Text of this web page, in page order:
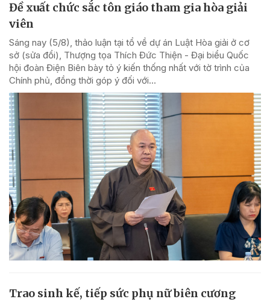
Đề xuất chức sắc tôn giáo tham gia hòa giải
viên
Sáng nay (5/8), thảo luận tại tổ về dự án Luật Hòa giải ở cơ
sở (sửa đổi), Thượng tọa Thích Đức Thiện - Đại biểu Quốc
hội đoàn Điện Biên bày tỏ ý kiến thống nhất với tờ trình của
Chính phủ, đồng thời góp ý đối với...
Trao sinh kế, tiếp sức phụ nữ biên cương